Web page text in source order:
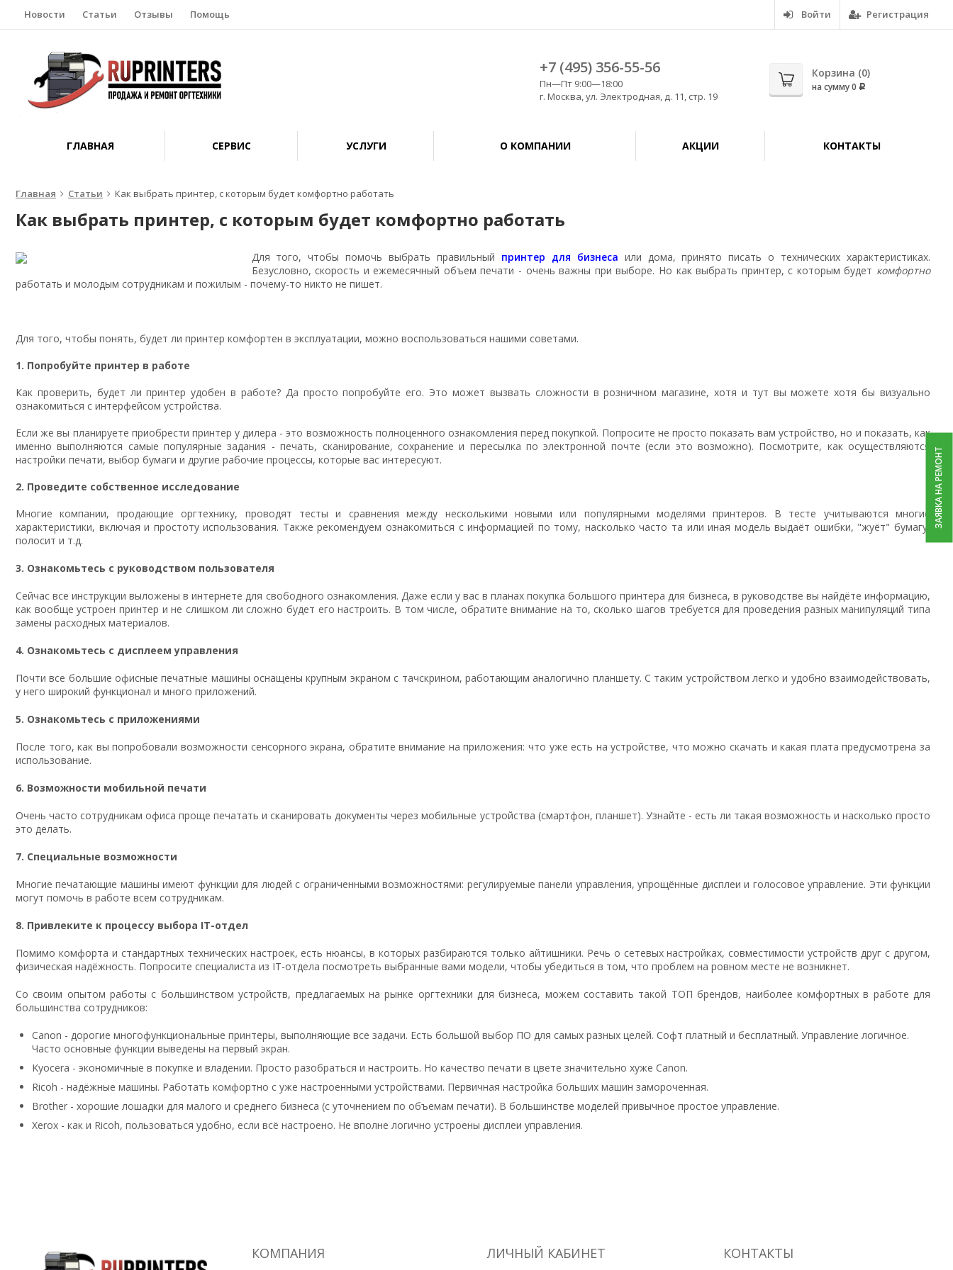
Войти Регистрация
Новости Статьи Отзывы Помощь
+7 (495) 356-55-56
Пн—Пт 9:00—18:00
г. Москва, ул. Электродная, д. 11, стр. 19
Корзина (0)
на сумму0 Р
ГЛАВНАЯ СЕРВИС УСЛУГИ О КОМПАНИИ АКЦИИ КОНТАКТЫ
Главная Статьи Как выбрать принтер, с которым будет комфортно работать
Как выбрать принтер, с которым будет комфортно работать
Для того, чтобы помочь выбрать правильный принтер для бизнеса или дома, принято писать о технических характеристиках.
Безусловно, скорость и ежемесячный объем печати - очень важны при выборе. Но как выбрать принтер, с которым будет комфортно
работать и молодым сотрудникам и пожилым - почему-то никто не пишет.
Для того, чтобы понять, будет ли принтер комфортен в эксплуатации, можно воспользоваться нашими советами.
1. Попробуйте принтер в работе
Как проверить, будет ли принтер удобен в работе? Да просто попробуйте его. Это может вызвать сложности в розничном магазине, хотя и тут вы можете хотя бы визуально
ознакомиться с интерфейсом устройства.
Если же вы планируете приобрести принтер у дилера - это возможность полноценного ознакомления перед покупкой. Попросите не просто показать вам устройство, но и показать, как
именно выполняются самые популярные задания - печать, сканирование, сохранение и пересылка по электронной почте (если это возможно). Посмотрите, как осуществляются
настройки печати, выбор бумаги и другие рабочие процессы, которые вас интересуют.
2. Проведите собственное исследование
Многие компании, продающие оргтехнику, проводят тесты и сравнения между несколькими новыми или популярными моделями принтеров. В тесте учитываются многие
характеристики, включая и простоту использования. Также рекомендуем ознакомиться с информацией по тому, насколько часто та или иная модель выдаёт ошибки, "жуёт" бумагу,
полосит и т.д.
3. Ознакомьтесь с руководством пользователя
Сейчас все инструкции выложены в интернете для свободного ознакомления. Даже если у вас в планах покупка большого принтера для бизнеса, в руководстве вы найдёте информацию,
как вообще устроен принтер и не слишком ли сложно будет его настроить. В том числе, обратите внимание на то, сколько шагов требуется для проведения разных манипуляций типа
замены расходных материалов.
4. Ознакомьтесь с дисплеем управления
Почти все большие офисные печатные машины оснащены крупным экраном с тачскрином, работающим аналогично планшету. С таким устройством легко и удобно взаимодействовать,
у него широкий функционал и много приложений.
5. Ознакомьтесь с приложениями
После того, как вы попробовали возможности сенсорного экрана, обратите внимание на приложения: что уже есть на устройстве, что можно скачать и какая плата предусмотрена за
использование.
6. Возможности мобильной печати
Очень часто сотрудникам офиса проще печатать и сканировать документы через мобильные устройства (смартфон, планшет). Узнайте - есть ли такая возможность и насколько просто
это делать.
7. Специальные возможности
Многие печатающие машины имеют функции для людей с ограниченными возможностями: регулируемые панели управления, упрощённые дисплеи и голосовое управление. Эти функции
могут помочь в работе всем сотрудникам.
8. Привлеките к процессу выбора IT-отдел
Помимо комфорта и стандартных технических настроек, есть нюансы, в которых разбираются только айтишники. Речь о сетевых настройках, совместимости устройств друг с другом,
физическая надёжность. Попросите специалиста из IT-отдела посмотреть выбранные вами модели, чтобы убедиться в том, что проблем на ровном месте не возникнет.
Со своим опытом работы с большинством устройств, предлагаемых на рынке оргтехники для бизнеса, можем составить такой ТОП брендов, наиболее комфортных в работе для
большинства сотрудников:
Canon - дорогие многофункциональные принтеры, выполняющие все задачи. Есть большой выбор ПО для самых разных целей. Софт платный и бесплатный. Управление логичное.
Часто основные функции выведены на первый экран.
Kyocera - экономичные в покупке и владении. Просто разобраться и настроить. Но качество печати в цвете значительно хуже Canon.
Ricoh - надёжные машины. Работать комфортно с уже настроенными устройствами. Первичная настройка больших машин замороченная.
Brother - хорошие лошадки для малого и среднего бизнеса (с уточнением по объемам печати). В большинстве моделей привычное простое управление.
Xerox - как и Ricoh, пользоваться удобно, если всё настроено. Не вполне логично устроены дисплеи управления.
ЗАЯВКА НА РЕМОНТ
КОМПАНИЯ ЛИЧНЫЙ КАБИНЕТ КОНТАКТЫ